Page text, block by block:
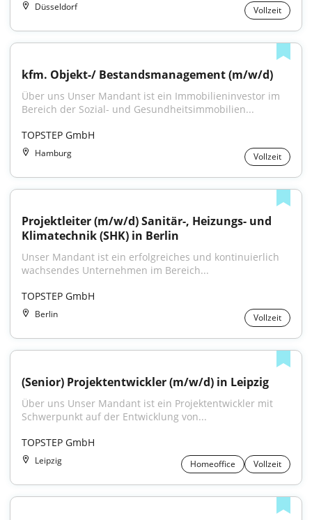
Düsseldorf Vollzeit
kfm. Objekt-/ Bestandsmanagement (m/w/d)
Über uns Unser Mandant ist ein Immobilieninvestor im
Bereich der Sozial- und Gesundheitsimmobilien...
TOPSTEP GmbH
Hamburg Vollzeit
Projektleiter (m/w/d) Sanitär-, Heizungs- und
Klimatechnik (SHK) in Berlin
Unser Mandant ist ein erfolgreiches und kontinuierlich
wachsendes Unternehmen im Bereich...
TOPSTEP GmbH
Berlin Vollzeit
(Senior) Projektentwickler (m/w/d) in Leipzig
Über uns Unser Mandant ist ein Projektentwickler mit
Schwerpunkt auf der Entwicklung von...
TOPSTEP GmbH
Leipzig Homeoffice Vollzeit